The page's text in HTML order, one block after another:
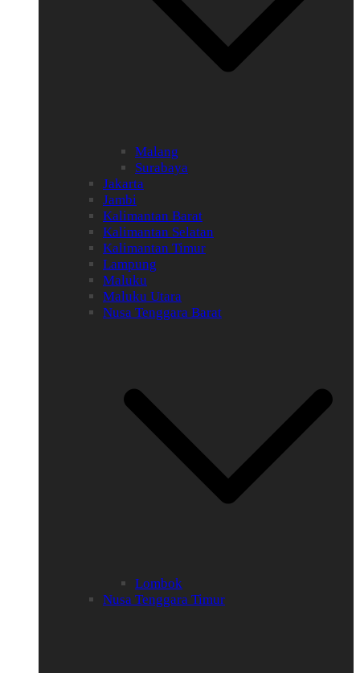
Malang
Surabaya
Jakarta
Jambi
Kalimantan Barat
Kalimantan Selatan
Kalimantan Timur
Lampung
Maluku
Maluku Utara
Nusa Tenggara Barat
Lombok
Nusa Tenggara Timur